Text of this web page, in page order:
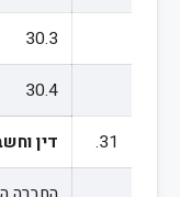
30.3
30.4
31. דין